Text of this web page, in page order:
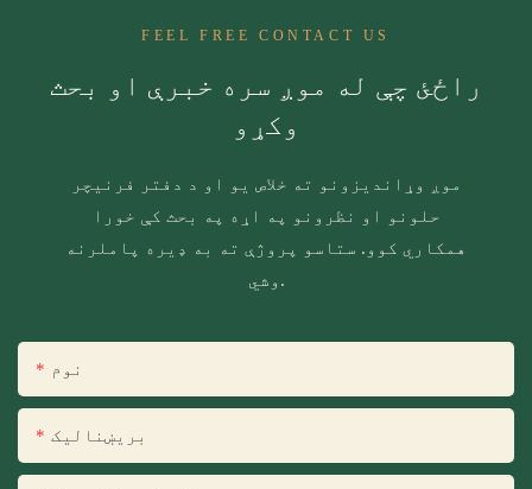
FEEL FREE CONTACT US
راځئ چې له موږ سره خبرې او بحث
وکړو
موږ وړاندیزونو ته خلاص یو او د دفتر فرنیچر
حلونو او نظرونو په اړه په بحث کې خورا
همکاري کوو. ستاسو پروژې ته به ډیره پاملرنه
وشي.
نوم
بریښنالیک